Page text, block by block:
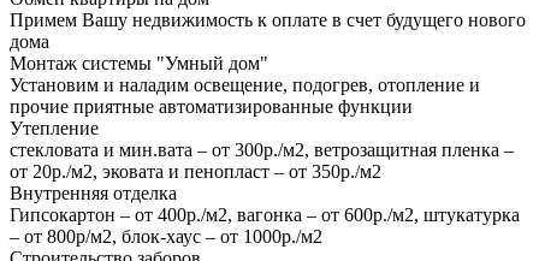
Примем Вашу недвижимость к оплате в счет будущего нового
дома
Монтаж системы "Умный дом"
Установим и наладим освещение, подогрев, отопление и
прочие приятные автоматизированные функции
Утепление
стекловата и мин.вата – от 300р./м2, ветрозащитная пленка –
от 20р./м2, эковата и пенопласт – от 350р./м2
Внутренняя отделка
Гипсокартон – от 400р./м2, вагонка – от 600р./м2, штукатурка
– от 800р/м2, блок-хаус – от 1000р./м2